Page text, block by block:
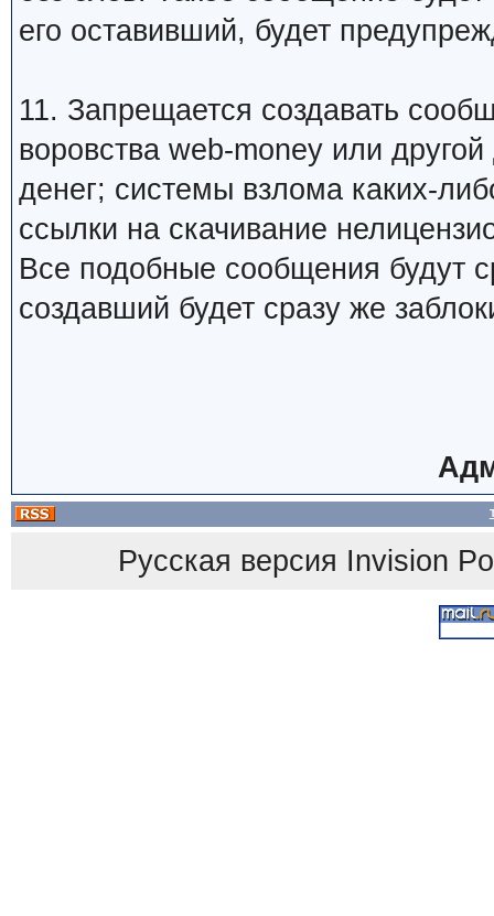
его оставивший, будет
11. Запрещается создавать
воровства web-money или
денег; системы взлома каких-
ссылки на скачивание
Все подобные сообщения будут
создавший будет сразу же
Русская версия Invision